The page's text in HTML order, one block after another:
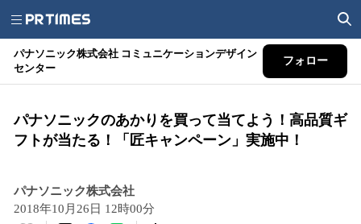
パナソニック株式会社 コミュニケーションデザイン
センター
フォロー
パナソニックのあかりを買って当てよう！高品質ギ
フトが当たる！「匠キャンペーン」実施中！
パナソニック株式会社
2018年10月26日 12時00分